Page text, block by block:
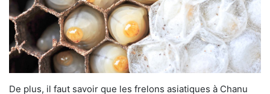
De plus, il faut savoir que les frelons asiatiques à Chanu